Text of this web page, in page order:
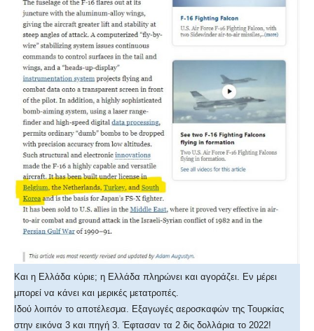
Και η Ελλάδα κύριε; η Ελλάδα πληρώνει και αγοράζει. Εν μέρει
μπορεί να κάνει και μερικές μετατροπές.
Ιδού λοιπόν το αποτέλεσμα. Εξαγωγές αεροσκαφών της Τουρκίας
στην εικόνα 3 και πηγή 3. Έφτασαν τα 2 δις δολλάρια το 2022!